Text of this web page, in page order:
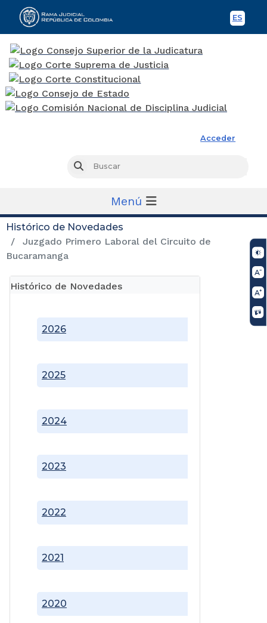
ES
Acceder
Buscar
Menú
Histórico de Novedades
Juzgado Primero Laboral del Circuito de
Bucaramanga
Histórico de Novedades
2020
2021
2022
2023
2024
2025
2026